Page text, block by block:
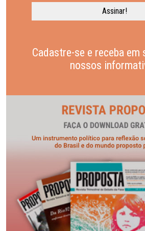
Cadastre-se e receba em
nossos